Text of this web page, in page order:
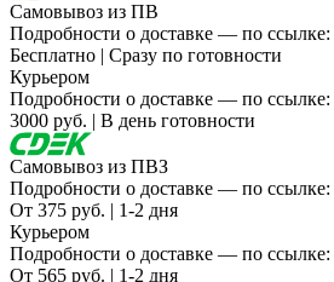
Самовывоз из ПВ
Подробности о доставке — по ссылке:
Бесплатно | Сразу по готовности
Курьером
Подробности о доставке — по ссылке:
3000 руб. | В день готовности
Самовывоз из ПВЗ
Подробности о доставке — по ссылке:
От 375 руб. | 1-2 дня
Курьером
Подробности о доставке — по ссылке:
От 565 руб. | 1-2 дня